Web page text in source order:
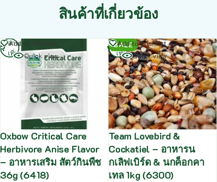
สินค้าที่เกี่ยวข้อง
Add to Wishlist
Quick view
Oxbow Critical Care
Herbivore Anise Flavor
– อาหารเสริม สัตว์กินพืช
36g (6418)
อ่าน
เพิ่ม
SALE
Add to Wishlist
Quick view
Team Lovebird &
Cockatiel – อาหารน
กเลิฟเบิร์ด & นกค็อกคา
เทล 1kg (6300)
อ่าน
เพิ่ม